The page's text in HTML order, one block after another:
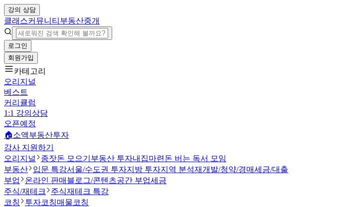
강의 상담
클래스커뮤니티 부동산중개
로그인
회원가입
카테고리
오리지널
베스트
커리큘럼
1:1 강의상담
오픈예정
🏠소액부동산투자
강사 지원하기
오리지널
종잣돈 모으기 부동산 투자내집마련 돈 버는 독서 모임
부동산
입문 특강서울/수도권 투자지방 투자지역 분석재개발/청약/경매세금/대출
부업
온라인 판매 블로그/콘텐츠공간 부업세금
주식/재테크
주식재테크 특강
코칭
투자코칭매물코칭